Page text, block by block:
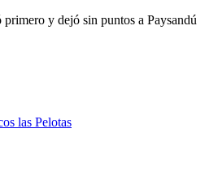
primero y dejó sin puntos a Paysandú